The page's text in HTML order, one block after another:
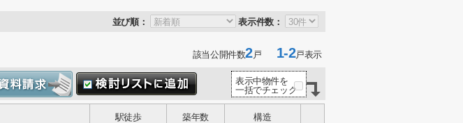
並び順： 表示件数：
該当公開件数2戸 1-2戸表示
表示中物件を
一括でチェック
駅徒歩
築年数
構造